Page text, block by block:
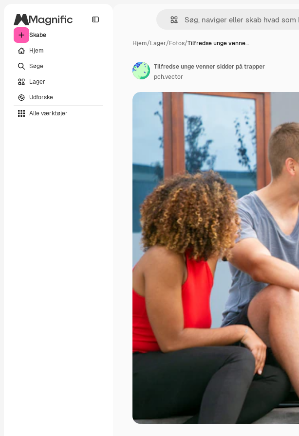
Skabe
Hjem
Søge
Lager
Udforske
Alle værktøjer
Hjem/Lager/Fotos/Tilfredse unge venne…
Tilfredse unge venner sidder på trapper
pch.vector